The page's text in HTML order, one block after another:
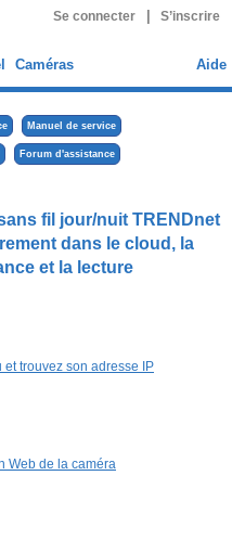
Se connecter S’inscrire
Caméras Aide
Manuel de service
Forum d'assistance
fil jour/nuit TRENDnet
dans le cloud, la
et la lecture
trouvez son adresse IP
Web de la caméra